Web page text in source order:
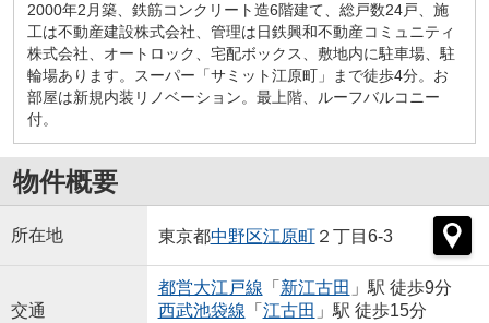
2000年2月築、鉄筋コンクリート造6階建て、総戸数24戸、施
工は不動産建設株式会社、管理は日鉄興和不動産コミュニティ
株式会社、オートロック、宅配ボックス、敷地内に駐車場、駐
輪場あります。スーパー「サミット江原町」まで徒歩4分。お
部屋は新規内装リノベーション。最上階、ルーフバルコニー
付。
物件概要
所在地 東京都中野区江原町２丁目6-3
交通
都営大江戸線 「 新江古田 」駅 徒歩9分
西武池袋線 「 江古田 」駅 徒歩15分